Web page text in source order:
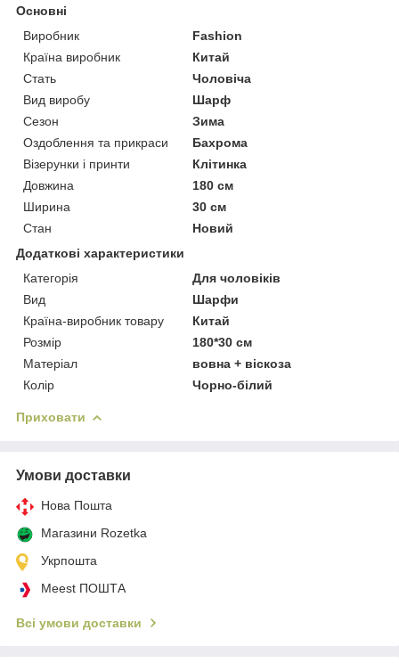
Основні
Виробник
Fashion
Країна виробник
Китай
Стать
Чоловіча
Вид виробу
Шарф
Сезон
Зима
Оздоблення та прикраси
Бахрома
Візерунки і принти
Клітинка
Довжина
180 см
Ширина
30 см
Стан
Новий
Додаткові характеристики
Категорія
Для чоловіків
Вид
Шарфи
Країна-виробник товару
Китай
Розмір
180*30 см
Матеріал
вовна + віскоза
Колір
Чорно-білий
Приховати
Умови доставки
Нова Пошта
Магазини Rozetka
Укрпошта
Meest ПОШТА
Всі умови доставки